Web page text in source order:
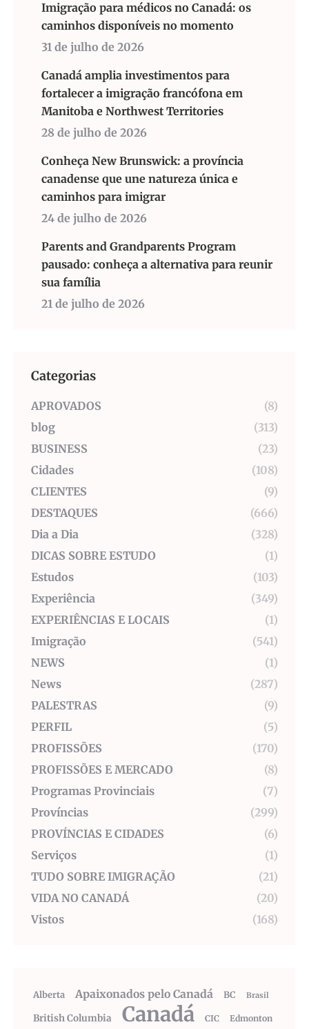
Imigração para médicos no Canadá: os
caminhos disponíveis no momento
31 de julho de 2026
Canadá amplia investimentos para
fortalecer a imigração francófona em
Manitoba e Northwest Territories
28 de julho de 2026
Conheça New Brunswick: a província
canadense que une natureza única e
caminhos para imigrar
24 de julho de 2026
Parents and Grandparents Program
pausado: conheça a alternativa para reunir
sua família
21 de julho de 2026
Categorias
APROVADOS
(8)
blog
(313)
BUSINESS
(23)
Cidades
(108)
CLIENTES
(9)
DESTAQUES
(666)
Dia a Dia
(328)
DICAS SOBRE ESTUDO
(1)
Estudos
(103)
Experiência
(349)
EXPERIÊNCIAS E LOCAIS
(1)
Imigração
(541)
NEWS
(1)
News
(287)
PALESTRAS
(9)
PERFIL
(5)
PROFISSÕES
(170)
PROFISSÕES E MERCADO
(8)
Programas Provinciais
(7)
Províncias
(299)
PROVÍNCIAS E CIDADES
(6)
Serviços
(1)
TUDO SOBRE IMIGRAÇÃO
(21)
VIDA NO CANADÁ
(20)
Vistos
(168)
Alberta Apaixonados pelo Canadá BC Brasil
British Columbia Canadá CIC Edmonton